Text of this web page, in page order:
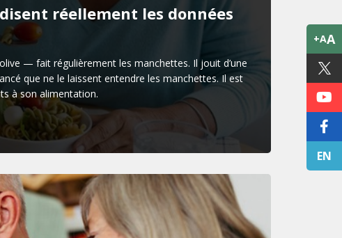
réellement les données
— fait régulièrement les manchettes. Il jouit d’une
que ne le laissent entendre les manchettes. Il est
à son alimentation.
+AA
EN